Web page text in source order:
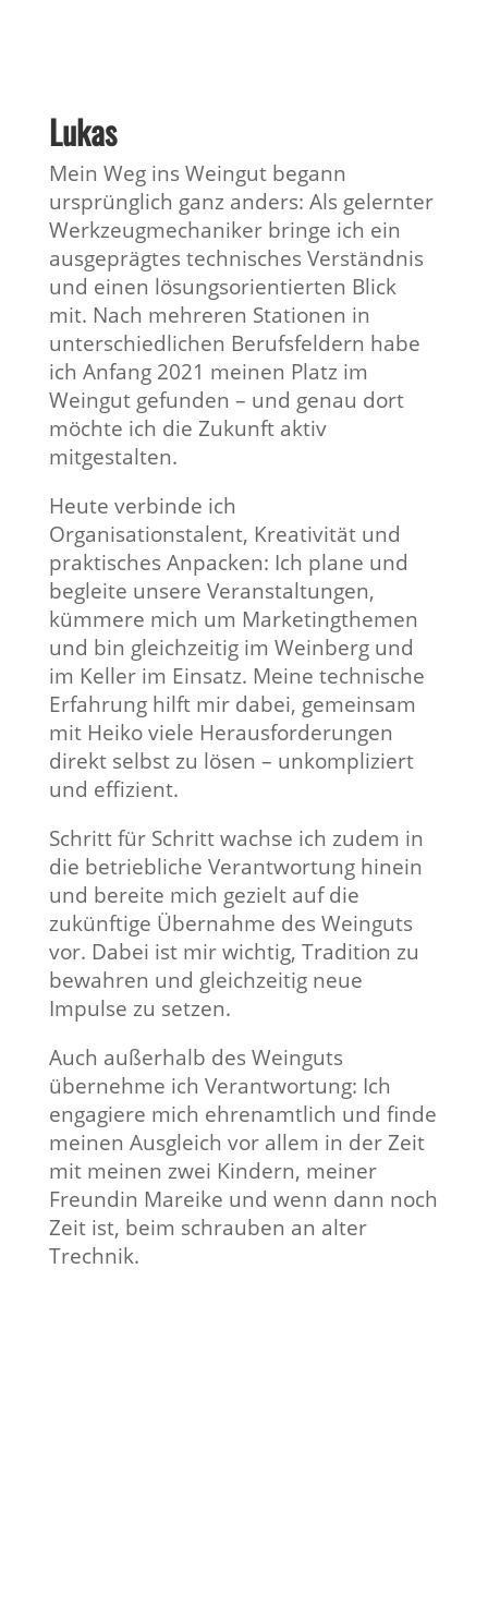
Lukas
Mein Weg ins Weingut begann
ursprünglich ganz anders: Als gelernter
Werkzeugmechaniker bringe ich ein
ausgeprägtes technisches Verständnis
und einen lösungsorientierten Blick
mit. Nach mehreren Stationen in
unterschiedlichen Berufsfeldern habe
ich Anfang 2021 meinen Platz im
Weingut gefunden – und genau dort
möchte ich die Zukunft aktiv
mitgestalten.
Heute verbinde ich
Organisationstalent, Kreativität und
praktisches Anpacken: Ich plane und
begleite unsere Veranstaltungen,
kümmere mich um Marketingthemen
und bin gleichzeitig im Weinberg und
im Keller im Einsatz. Meine technische
Erfahrung hilft mir dabei, gemeinsam
mit Heiko viele Herausforderungen
direkt selbst zu lösen – unkompliziert
und effizient.
Schritt für Schritt wachse ich zudem in
die betriebliche Verantwortung hinein
und bereite mich gezielt auf die
zukünftige Übernahme des Weinguts
vor. Dabei ist mir wichtig, Tradition zu
bewahren und gleichzeitig neue
Impulse zu setzen.
Auch außerhalb des Weinguts
übernehme ich Verantwortung: Ich
engagiere mich ehrenamtlich und finde
meinen Ausgleich vor allem in der Zeit
mit meinen zwei Kindern, meiner
Freundin Mareike und wenn dann noch
Zeit ist, beim schrauben an alter
Trechnik.